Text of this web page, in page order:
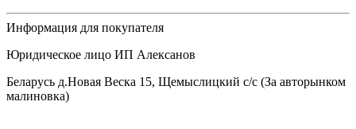
Информация для покупателя
Юридическое лицо ИП Алексанов
Беларусь д.Новая Веска 15, Щемыслицкий с/с (За авторынком
малиновка)